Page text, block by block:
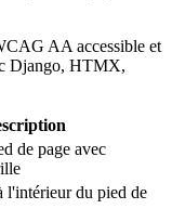
AA accessible et
Django, HTMX,
de page avec
l'intérieur du pied de